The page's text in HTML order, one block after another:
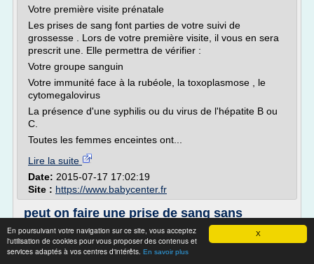
X
En poursuivant votre navigation sur ce site, vous acceptez
l'utilisation de cookies pour vous proposer des contenus et
services adaptés à vos centres d'intérêts. En savoir plus
Votre première visite prénatale
Les prises de sang font parties de votre suivi de
grossesse . Lors de votre première visite, il vous en sera
prescrit une. Elle permettra de vérifier :
Votre groupe sanguin
Votre immunité face à la rubéole, la toxoplasmose , le
cytomegalovirus
La présence d'une syphilis ou du virus de l'hépatite B ou
C.
Toutes les femmes enceintes ont...
Lire la suite
Date: 2015-07-17 17:02:19
Site : https://www.babycenter.fr
peut on faire une prise de sang sans
ordonnance ...
2012